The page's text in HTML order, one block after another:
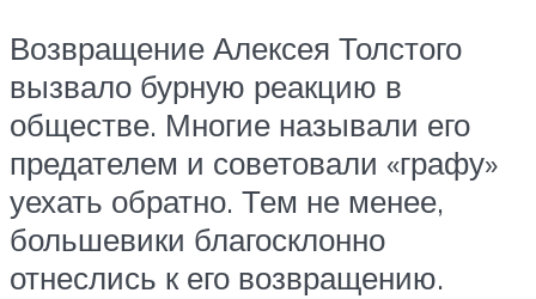
Возвращение Алексея Толстого
вызвало бурную реакцию в
обществе. Многие называли его
предателем и советовали «графу»
уехать обратно. Тем не менее,
большевики благосклонно
отнеслись к его возвращению.